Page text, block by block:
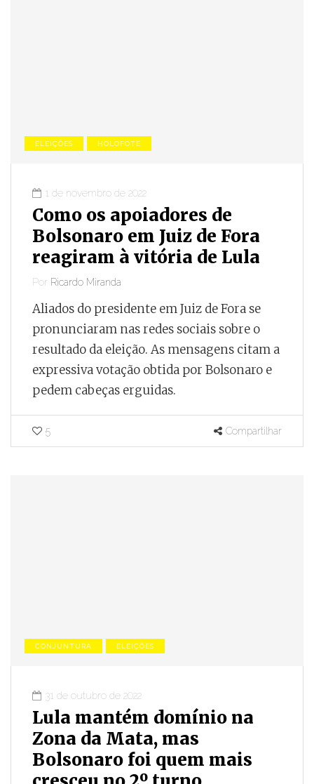
ELEIÇÕES HOLOFOTE
1 de novembro de 2022
Como os apoiadores de
Bolsonaro em Juiz de Fora
reagiram à vitória de Lula
Por Ricardo Miranda
Aliados do presidente em Juiz de Fora se
pronunciaram nas redes sociais sobre o
resultado da eleição. As mensagens citam a
expressiva votação obtida por Bolsonaro e
pedem cabeças erguidas.
5 Compartilhar
CONJUNTURA ELEIÇÕES
31 de outubro de 2022
Lula mantém domínio na
Zona da Mata, mas
Bolsonaro foi quem mais